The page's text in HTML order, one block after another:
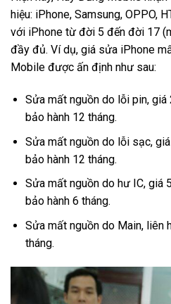
hiệu: iPhone, Samsung, OPPO,
với iPhone từ đời 5 đến đời 17
đầy đủ. Ví dụ, giá sửa iPhone
Mobile được ấn định như sau:
Sửa mất nguồn do lỗi pin,
bảo hành 12 tháng.
Sửa mất nguồn do lỗi sạc,
bảo hành 12 tháng.
Sửa mất nguồn do hư IC, giá
bảo hành 6 tháng.
Sửa mất nguồn do Main, liên
tháng.